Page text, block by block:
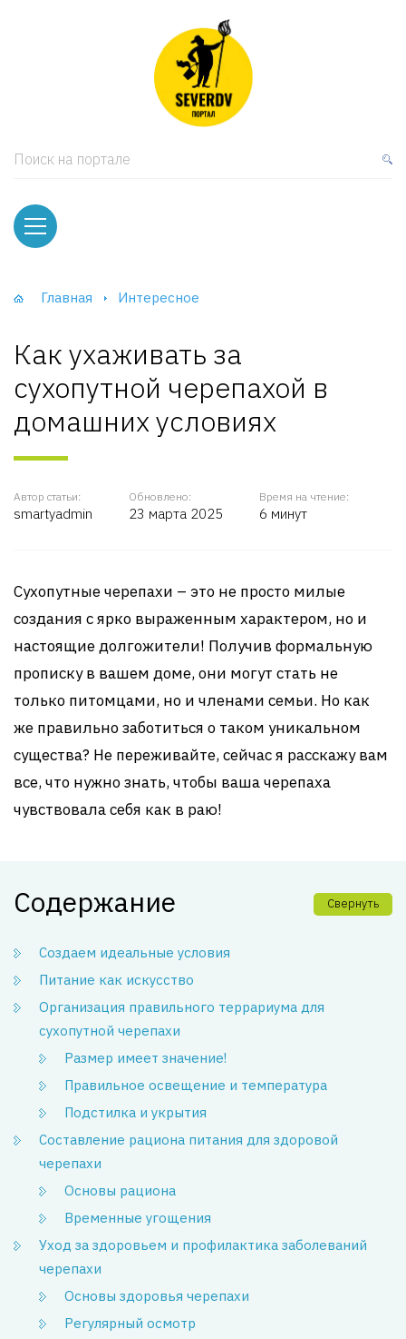
Поиск на портале
Главная Интересное
Как ухаживать за
сухопутной черепахой в
домашних условиях
Автор статьи:
smartyadmin
Обновлено:
23 марта 2025
Время на чтение:
6 минут
Сухопутные черепахи – это не просто милые
создания с ярко выраженным характером, но и
настоящие долгожители! Получив формальную
прописку в вашем доме, они могут стать не
только питомцами, но и членами семьи. Но как
же правильно заботиться о таком уникальном
существа? Не переживайте, сейчас я расскажу вам
все, что нужно знать, чтобы ваша черепаха
чувствовала себя как в раю!
Содержание Свернуть
Создаем идеальные условия
Питание как искусство
Организация правильного террариума для
сухопутной черепахи
Размер имеет значение!
Правильное освещение и температура
Подстилка и укрытия
Составление рациона питания для здоровой
черепахи
Основы рациона
Временные угощения
Уход за здоровьем и профилактика заболеваний
черепахи
Основы здоровья черепахи
Регулярный осмотр
и тумбы